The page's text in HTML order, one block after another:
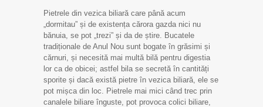
Pietrele din vezica biliară care până acum
„dormitau” și de existența cărora gazda nici nu
bănuia, se pot „trezi” și da de știre. Bucatele
tradiționale de Anul Nou sunt bogate în grăsimi și
cărnuri, și necesită mai multă bilă pentru digestia
lor ca de obicei; astfel bila se secretă în cantități
sporite și dacă există pietre în vezica biliară, ele se
pot mișca din loc. Pietrele mai mici când trec prin
canalele biliare înguste, pot provoca colici biliare,